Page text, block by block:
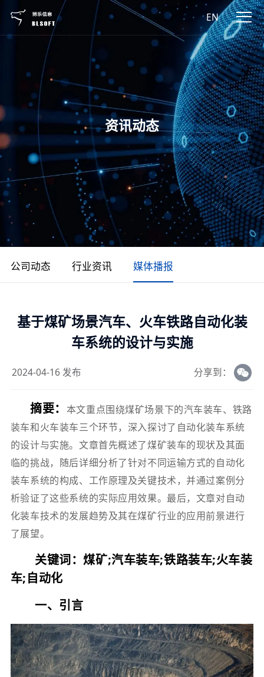
EN
资讯动态
公司动态 行业资讯 媒体播报
基于煤矿场景汽车、火车铁路自动化装
车系统的设计与实施
2024-04-16 发布 分享到：
摘要： 本文重点围绕煤矿场景下的汽车装车、铁路
装车和火车装车三个环节，深入探讨了自动化装车系统
的设计与实施。文章首先概述了煤矿装车的现状及其面
临的挑战，随后详细分析了针对不同运输方式的自动化
装车系统的构成、工作原理及关键技术，并通过案例分
析验证了这些系统的实际应用效果。最后，文章对自动
化装车技术的发展趋势及其在煤矿行业的应用前景进行
了展望。
关键词：煤矿;汽车装车;铁路装车;火车装
车;自动化
一、引言